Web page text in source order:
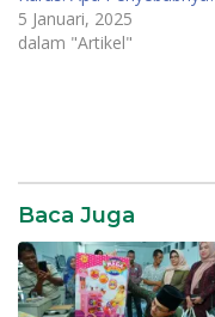
5 Januari, 2025
dalam "Artikel"
Baca Juga